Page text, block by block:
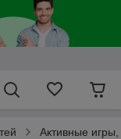
Активные